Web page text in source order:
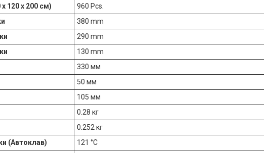
120 х 200 см)
960 Pcs.
380 mm
290 mm
130 mm
330 мм
50 мм
105 мм
0.28 кг
0.252 кг
(Автоклав)
121 °С